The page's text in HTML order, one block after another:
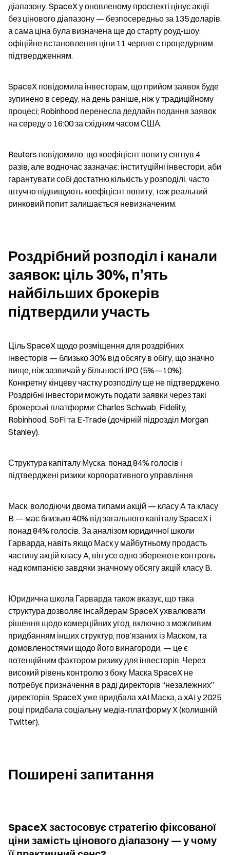
діапазону. SpaceX у оновленому проспекті цінує акції
без цінового діапазону — безпосередньо за 135 доларів,
а сама ціна була визначена ще до старту роуд-шоу;
офіційне встановлення ціни 11 червня є процедурним
підтвердженням.
SpaceX повідомила інвесторам, що прийом заявок буде
зупинено в середу, на день раніше, ніж у традиційному
процесі; Robinhood перенесла дедлайн подання заявок
на середу о 16:00 за східним часом США.
Reuters повідомило, що коефіцієнт попиту сягнув 4
разів, але водночас зазначає: інституційні інвестори, аби
гарантувати собі достатню кількість у розподілі, часто
штучно підвищують коефіцієнт попиту, тож реальний
ринковий попит залишається невизначеним.
Роздрібний розподіл і канали
заявок: ціль 30%, п’ять
найбільших брокерів
підтвердили участь
Ціль SpaceX щодо розміщення для роздрібних
інвесторів — близько 30% від обсягу в обігу, що значно
вище, ніж зазвичай у більшості IPO (5%—10%).
Конкретну кінцеву частку розподілу ще не підтверджено.
Роздрібні інвестори можуть подати заявки через такі
брокерські платформи: Charles Schwab, Fidelity,
Robinhood, SoFi та E-Trade (дочірній підрозділ Morgan
Stanley).
Структура капіталу Муска: понад 84% голосів і
підтверджені ризики корпоративного управління
Маск, володіючи двома типами акцій — класу A та класу
B — має близько 40% від загального капіталу SpaceX і
понад 84% голосів. За аналізом юридичної школи
Гарварда, навіть якщо Маск у майбутньому продасть
частину акцій класу A, він усе одно збережете контроль
над компанією завдяки значному обсягу акцій класу B.
Юридична школа Гарварда також вказує, що така
структура дозволяє інсайдерам SpaceX ухвалювати
рішення щодо комерційних угод, включно з можливим
придбанням інших структур, пов’язаних із Маском, та
домовленостями щодо його винагороди, — це є
потенційним фактором ризику для інвесторів. Через
високий рівень контролю з боку Маска SpaceX не
потребує призначення в раді директорів “незалежних”
директорів. SpaceX уже придбала xAI Маска, а xAI у 2025
році придбала соціальну медіа-платформу X (колишній
Twitter).
Поширені запитання
SpaceX застосовує стратегію фіксованої
ціни замість цінового діапазону — у чому